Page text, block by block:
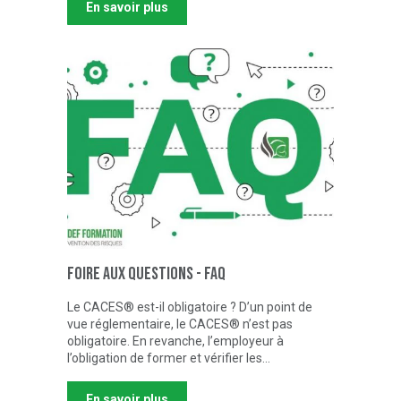
En savoir plus
Foire aux questions - FAQ
Le CACES® est-il obligatoire ? D’un point de
vue réglementaire, le CACES® n’est pas
obligatoire. En revanche, l’employeur à
l’obligation de former et vérifier les…